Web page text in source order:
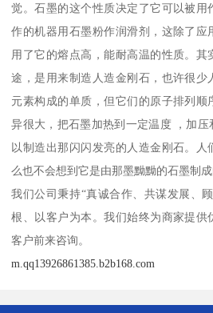
觉。石墨的这个性质决定了它可以被用
作的机器用石墨粉作润滑剂，这除了应
用了它的熔点高，能耐高温的性质。其
途，是用来制造人造金刚石，也许很少
元素构成的单质，但它们的原子排列顺
异很大，把石墨加热到一定温度 ，加
以制造出那闪闪发亮的人造金刚石。人
么也不会想到它是由那墨黝黝的石墨制成
我们公司秉持“真诚合作、共谋发展、
根、以客户为本。我们始终为商家提供
客户前来咨询。
m.qq13926861385.b2b168.com